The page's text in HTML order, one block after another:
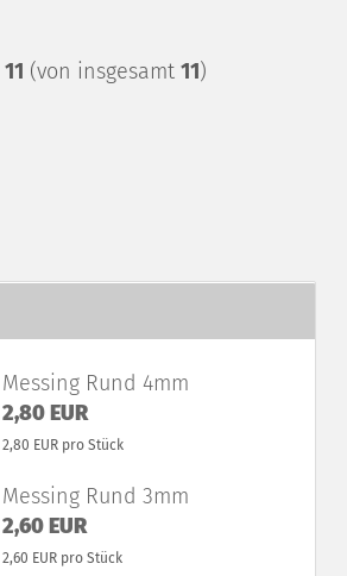
11 (von insgesamt 11)
Messing Rund 4mm
2,80 EUR
2,80 EUR pro Stück
Messing Rund 3mm
2,60 EUR
2,60 EUR pro Stück